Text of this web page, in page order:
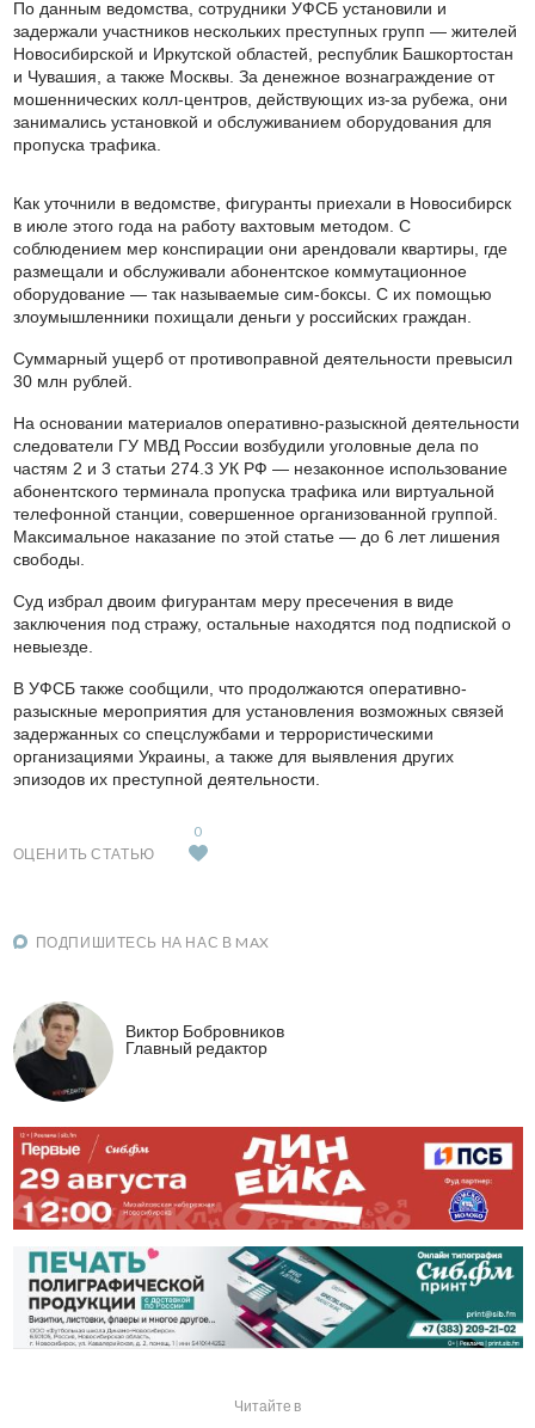
По данным ведомства, сотрудники УФСБ установили и
задержали участников нескольких преступных групп — жителей
Новосибирской и Иркутской областей, республик Башкортостан
и Чувашия, а также Москвы. За денежное вознаграждение от
мошеннических колл-центров, действующих из-за рубежа, они
занимались установкой и обслуживанием оборудования для
пропуска трафика.
Как уточнили в ведомстве, фигуранты приехали в Новосибирск
в июле этого года на работу вахтовым методом. С
соблюдением мер конспирации они арендовали квартиры, где
размещали и обслуживали абонентское коммутационное
оборудование — так называемые сим-боксы. С их помощью
злоумышленники похищали деньги у российских граждан.
Суммарный ущерб от противоправной деятельности превысил
30 млн рублей.
На основании материалов оперативно-разыскной деятельности
следователи ГУ МВД России возбудили уголовные дела по
частям 2 и 3 статьи 274.3 УК РФ — незаконное использование
абонентского терминала пропуска трафика или виртуальной
телефонной станции, совершенное организованной группой.
Максимальное наказание по этой статье — до 6 лет лишения
свободы.
Суд избрал двоим фигурантам меру пресечения в виде
заключения под стражу, остальные находятся под подпиской о
невыезде.
В УФСБ также сообщили, что продолжаются оперативно-
разыскные мероприятия для установления возможных связей
задержанных со спецслужбами и террористическими
организациями Украины, а также для выявления других
эпизодов их преступной деятельности.
ОЦЕНИТЬ СТАТЬЮ
0
ПОДПИШИТЕСЬ НА НАС В MAX
Виктор Бобровников
Главный редактор
Читайте в